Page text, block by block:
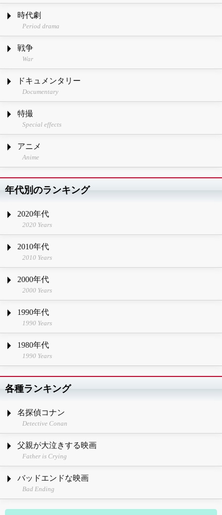
時代劇
Period drama
戦争
War
ドキュメンタリー
Documentary
特撮
Special effects
アニメ
Anime
年代別のランキング
2020年代
2020 Years
2010年代
2010 Years
2000年代
2000 Years
1990年代
1990 Years
1980年代
1990 Years
各種ランキング
名探偵コナン
Detective Conan
父親が大泣きする映画
Father is Crying
バッドエンドな映画
Bad Ending